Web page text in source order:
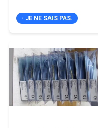
NOUVELLES
DEMANDEZ
UN DEVIS
PLAN
- JE NE SAIS PAS.